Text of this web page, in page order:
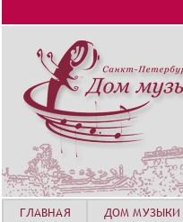
Jump
ГЛАВНАЯ ДОМ МУЗЫКИ